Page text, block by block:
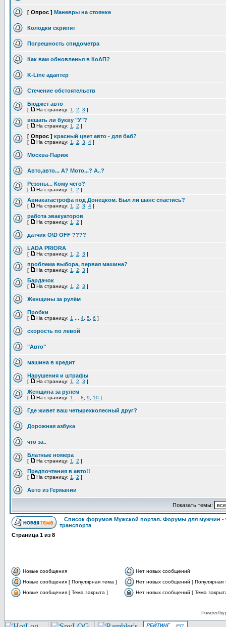
[ Опрос ] Маневры на стоянке
Колодки скрипят
Погрешность спидометра
Как вам обновленья в КоАП?
K-Line адаптер
Стечение обстоятельств
Бюджет авто
[ На страницу: 1 2 3 ]
вешать ли букву "У"?
[ На страницу: 1 2 ]
[ Опрос ] красный цвет авто - для баб?
[ На страницу: 1 2 3 4 ]
Москва-Париж
Авто,авто... А? Мото...? А..?
Резоны... Кому чего?
[ На страницу: 1 2 ]
Авиакатастрофа под Донецком. Был ли шанс спастись?
[ На страницу: 1 2 3 4 ]
работа эвакуаторов
[ На страницу: 1 2 ]
датчик O\D OFF ????
LADA PRIORA
[ На страницу: 1 2 3 ]
проблема выбора, первая машина?
[ На страницу: 1 2 3 ]
Бардачок
[ На страницу: 1 2 3 ]
Женщины за рулём
Пробки
[ На страницу: 1 4 5 6 ]
скорость по левой
"Авто"
машина в кредит
Нарушения и штрафы
[ На страницу: 1 2 3 ]
Женщина за рулем
[ На страницу: 1 8 9 10 ]
Где живет ваш четырехколесный друг?
Дорожная азбука
что за..
Блатные номера
[ На страницу: 1 2 ]
Предпочтения в авто!!
[ На страницу: 1 2 ]
Авто из Германии
Показать темы:
Список форумов Мужской портал. Форумы для мужчин -
транспорта
Страница 1 из 8
Новые сообщения
Нет новых сообщений
Новые сообщения [ Популярная тема ]
Нет новых сообщений [ Популярная
Новые сообщения [ Тема закрыта ]
Нет новых сообщений [ Тема
Powered by